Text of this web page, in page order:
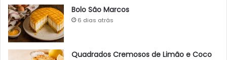
Bolo São Marcos
6 dias atrás
Quadrados Cremosos de Limão e Coco